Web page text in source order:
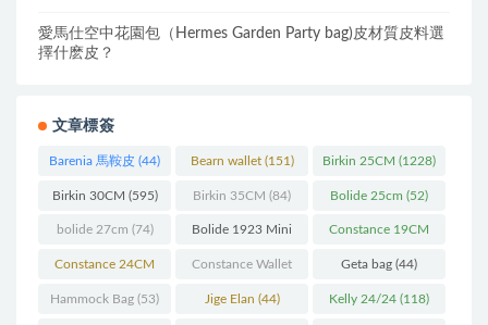
愛馬仕空中花園包（Hermes Garden Party bag)皮材質皮料選
擇什麽皮？
文章標簽
Barenia 馬鞍皮 (44) Bearn wallet(151) Birkin 25CM (1228)
Birkin 30CM (595) Birkin 35CM (84) Bolide 25cm (52)
bolide 27cm (74) Bolide 1923 Mini
(93)
Constance 19CM
(571)
Constance 24CM
(216)
Constance Wallet
(60)
Geta bag (44)
Hammock Bag (53) Jige Elan (44) Kelly 24/24 (118)